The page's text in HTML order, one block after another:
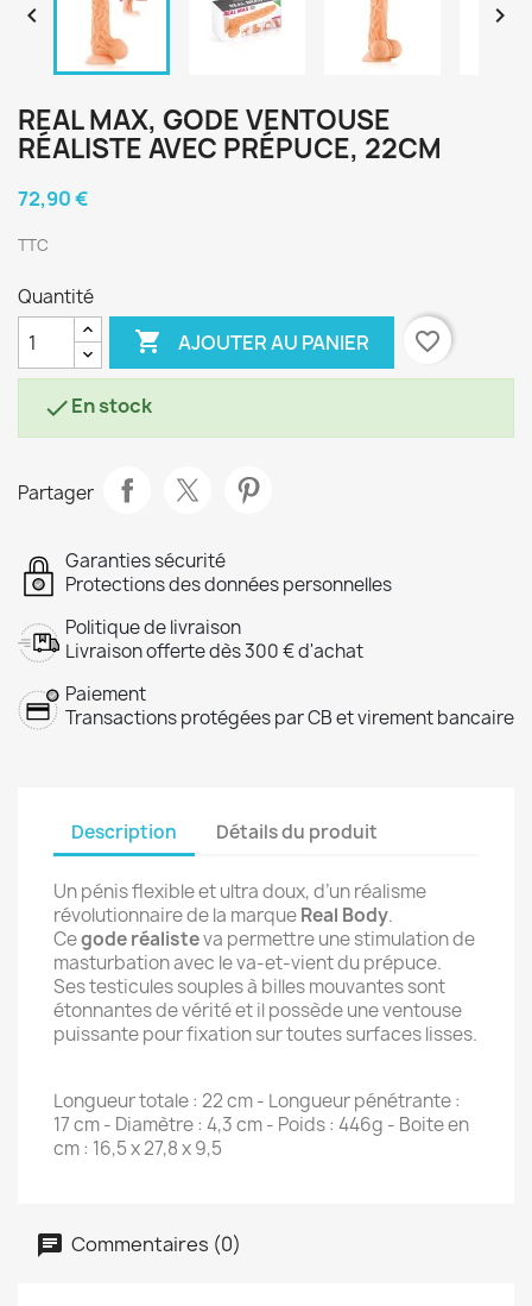
 
REAL MAX, GODE VENTOUSE
RÉALISTE AVEC PRÉPUCE, 22CM
72,90 €
TTC
Quantité
 AJOUTER AU PANIER favorite_border
En stock
Partager
Garanties sécurité
Protections des données personnelles
Politique de livraison
Livraison offerte dès 300 € d'achat
Paiement
Transactions protégées par CB et virement bancaire
Description Détails du produit
Un pénis flexible et ultra doux, d’un réalisme
révolutionnaire de la marqueReal Body.
Cegode réalisteva permettre une stimulation de
masturbation avec le va-et-vient du prépuce.
Ses testicules souples à billes mouvantes sont
étonnantes de vérité et il possède une ventouse
puissante pour fixation sur toutes surfaces lisses.
Longueur totale : 22 cm - Longueur pénétrante :
17 cm - Diamètre : 4,3 cm - Poids : 446g - Boite en
cm : 16,5 x 27,8 x 9,5
Commentaires (0)